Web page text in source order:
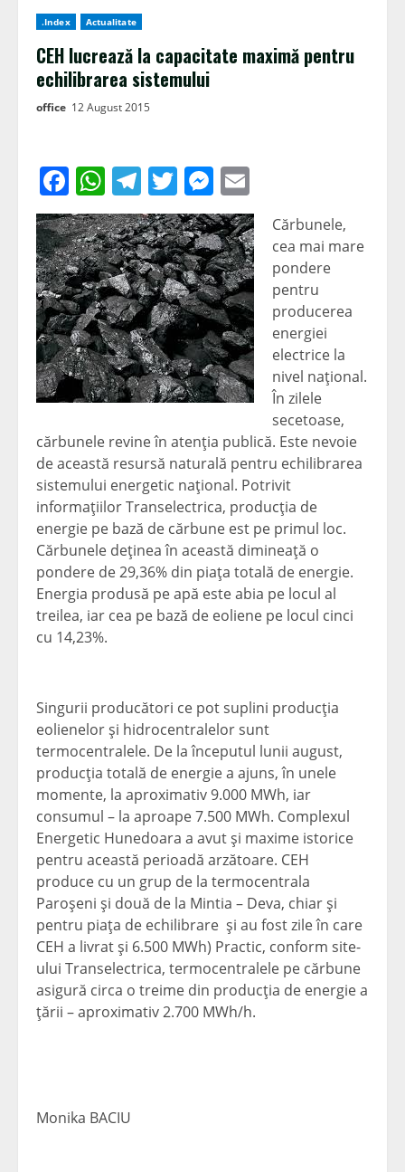
.Index Actualitate
CEH lucrează la capacitate maximă pentru
echilibrarea sistemului
office 12 August 2015
Facebook
WhatsApp
Telegram
TwitterMessenger
Cărbunele,
cea mai mare
pondere
pentru
producerea
energiei
electrice la
nivel naţional.
În zilele
secetoase,
cărbunele revine în atenţia publică. Este nevoie
de această resursă naturală pentru echilibrarea
sistemului energetic naţional. Potrivit
informaţiilor Transelectrica, producţia de
energie pe bază de cărbune est pe primul loc.
Cărbunele deţinea în această dimineaţă o
pondere de 29,36% din piaţa totală de energie.
Energia produsă pe apă este abia pe locul al
treilea, iar cea pe bază de eoliene pe locul cinci
cu 14,23%.
Singurii producători ce pot suplini producţia
eolienelor şi hidrocentralelor sunt
termocentralele. De la începutul lunii august,
producţia totală de energie a ajuns, în unele
momente, la aproximativ 9.000 MWh, iar
consumul – la aproape 7.500 MWh. Complexul
Energetic Hunedoara a avut şi maxime istorice
pentru această perioadă arzătoare. CEH
produce cu un grup de la termocentrala
Paroşeni şi două de la Mintia – Deva, chiar şi
pentru piaţa de echilibrare şi au fost zile în care
CEH a livrat şi 6.500 MWh) Practic, conform site-
ului Transelectrica, termocentralele pe cărbune
asigură circa o treime din producţia de energie a
ţării – aproximativ 2.700 MWh/h.
Monika BACIU